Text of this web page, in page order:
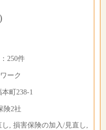
250件
ーク
町238-1
険2社
, 損害保険の加入/見直し,